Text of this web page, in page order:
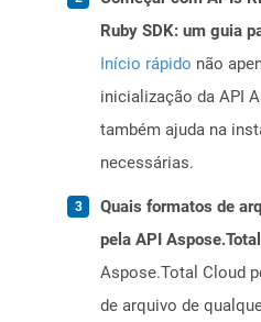
Ruby SDK: um guia
Início rápido não
inicialização da API
também ajuda na
necessárias.
Quais formatos de
pela API
Aspose.Total Cloud
de arquivo de